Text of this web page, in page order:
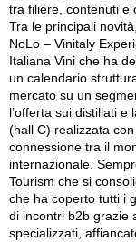
tra filiere, contenuti e
Tra le principali
NoLo – Vinitaly
Italiana Vini che ha
un calendario
mercato su un
l’offerta sui distillati
(hall C) realizzata
connessione tra il
internazionale.
Tourism che si
che ha coperto tutti i
di incontri b2b grazie
specializzati,